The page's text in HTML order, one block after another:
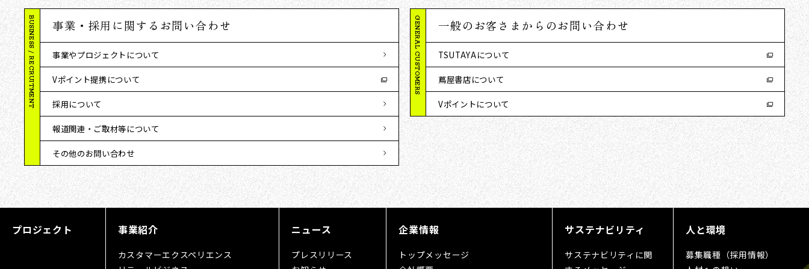
BUSINESS / RECRUITMENT 事業・採用に関するお問い合わせ
事業やプロジェクトについて
Vポイント提携について
採用について
報道関連・ご取材等について
その他のお問い合わせ
GENERAL CUSTOMERS 一般のお客さまからのお問い合わせ
TSUTAYAについて
蔦屋書店について
Vポイントについて
プロジェクト 事業紹介
カスタマーエクスペリエンス
ニュース
プレスリリース
企業情報
トップメッセージ
サステナビリティ
サステナビリティに関
人と環境
募集職種（採用情報）